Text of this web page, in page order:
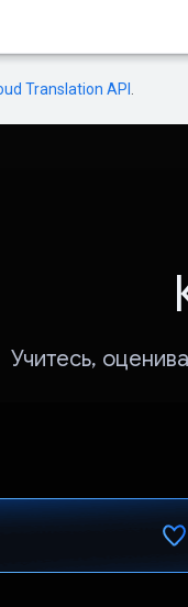
Translation API
Учитесь,